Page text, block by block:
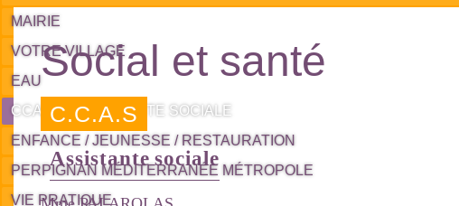
MAIRIE
VOTRE VILLAGE
EAU
CCAS / L'ASSISTANTE SOCIALE
ENFANCE / JEUNESSE / RESTAURATION
PERPIGNAN MÉDITERRANÉE MÉTROPOLE
VIE PRATIQUE
Social et santé
C.C.A.S
Assistante sociale